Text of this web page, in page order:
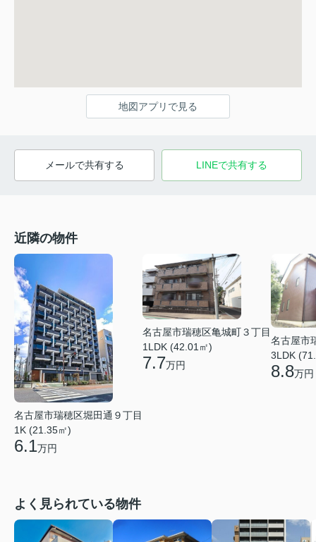
地図アプリで見る
メールで共有する LINEで共有する
近隣の物件
名古屋市瑞穂区堀田通９丁目
1K (21.35㎡)
6.1万円
名古屋市瑞穂区亀城町３丁目
1LDK (42.01㎡)
7.7万円
名古屋市
3LDK
8.8万円
よく見られている物件